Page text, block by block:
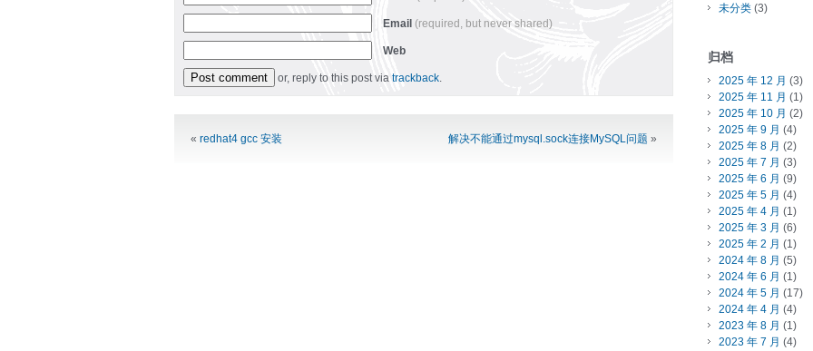
Email (required, but never shared)
Web
or, reply to this post via trackback.
« redhat4 gcc 安装 解决不能通过mysql.sock连接MySQL问题 »
未分类 (3)
归档
2025 年 12 月 (3)
2025 年 11 月 (1)
2025 年 10 月 (2)
2025 年 9 月 (4)
2025 年 8 月 (2)
2025 年 7 月 (3)
2025 年 6 月 (9)
2025 年 5 月 (4)
2025 年 4 月 (1)
2025 年 3 月 (6)
2025 年 2 月 (1)
2024 年 8 月 (5)
2024 年 6 月 (1)
2024 年 5 月 (17)
2024 年 4 月 (4)
2023 年 8 月 (1)
2023 年 7 月 (4)